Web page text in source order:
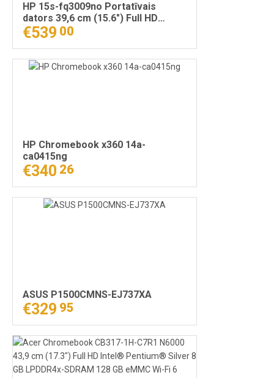
HP 15s-fq3009no Portatīvais
dators 39,6 cm (15.6") Full HD
Intel® Pentium® Silver N6000 8 GB
DDR4-SDRAM 512 GB SSD Wi-Fi 6
(802.11ax) Windows 11 Home
Sudrabs
€539 00
HP Chromebook x360 14a-
ca0415ng
€340 26
ASUS P1500CMNS-EJ737XA
€329 95